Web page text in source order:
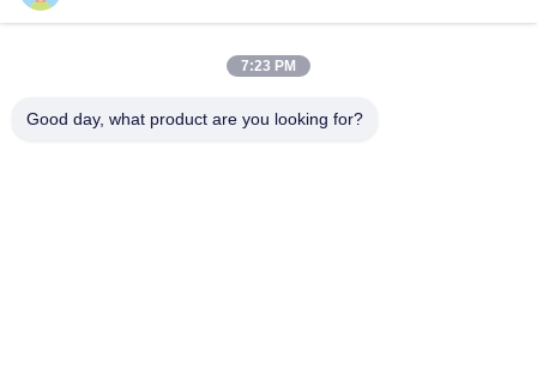
7:23 PM
Good day, what product are you looking for?